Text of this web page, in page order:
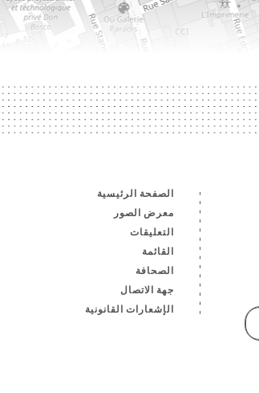
الصفحة الرئيسية
معرض الصور
التعليقات
القائمة
الصحافة
جهة الاتصال
الإشعارات القانونية